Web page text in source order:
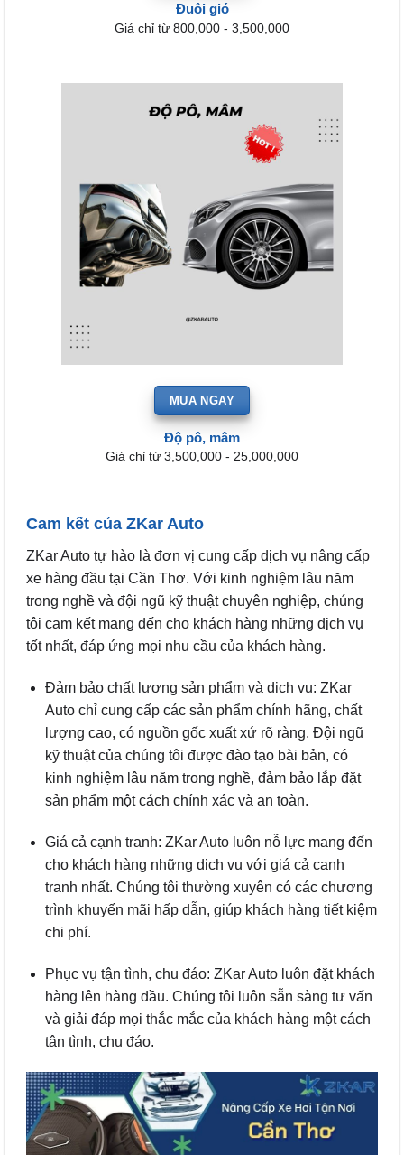
Đuôi gió
Giá chỉ từ 800,000 - 3,500,000
MUA NGAY
Độ pô, mâm
Giá chỉ từ 3,500,000 - 25,000,000
Cam kết của ZKar Auto
ZKar Auto tự hào là đơn vị cung cấp dịch vụ nâng cấp
xe hàng đầu tại Cần Thơ. Với kinh nghiệm lâu năm
trong nghề và đội ngũ kỹ thuật chuyên nghiệp, chúng
tôi cam kết mang đến cho khách hàng những dịch vụ
tốt nhất, đáp ứng mọi nhu cầu của khách hàng.
Đảm bảo chất lượng sản phẩm và dịch vụ: ZKar
Auto chỉ cung cấp các sản phẩm chính hãng, chất
lượng cao, có nguồn gốc xuất xứ rõ ràng. Đội ngũ
kỹ thuật của chúng tôi được đào tạo bài bản, có
kinh nghiệm lâu năm trong nghề, đảm bảo lắp đặt
sản phẩm một cách chính xác và an toàn.
Giá cả cạnh tranh: ZKar Auto luôn nỗ lực mang đến
cho khách hàng những dịch vụ với giá cả cạnh
tranh nhất. Chúng tôi thường xuyên có các chương
trình khuyến mãi hấp dẫn, giúp khách hàng tiết kiệm
chi phí.
Phục vụ tận tình, chu đáo: ZKar Auto luôn đặt khách
hàng lên hàng đầu. Chúng tôi luôn sẵn sàng tư vấn
và giải đáp mọi thắc mắc của khách hàng một cách
tận tình, chu đáo.